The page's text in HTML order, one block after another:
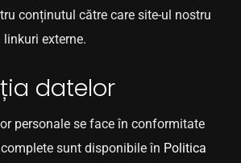
conținutul către care site-ul nostru
externe.
datelor
personale se face în conformitate
sunt disponibile în Politica